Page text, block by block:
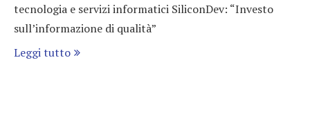
tecnologia e servizi informatici SiliconDev: “Investo
sull’informazione di qualità”
Leggi tutto